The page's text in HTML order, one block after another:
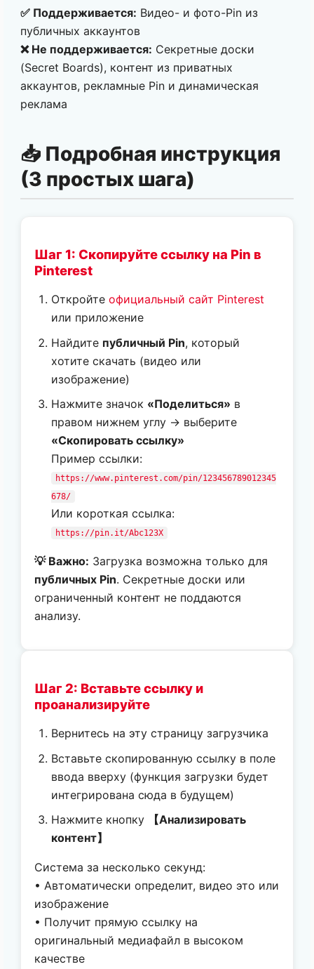
✅ Поддерживается: Видео- и фото-Pin из
публичных аккаунтов
❌ Не поддерживается: Секретные доски
(Secret Boards), контент из приватных
аккаунтов, рекламные Pin и динамическая
реклама
📥 Подробная инструкция
(3 простых шага)
Шаг 1: Скопируйте ссылку на Pin в
Pinterest
Откройтеофициальный сайт Pinterest
или приложение
Найдите публичный Pin, который
хотите скачать (видео или
изображение)
Нажмите значок «Поделиться» в
правом нижнем углу → выберите
«Скопировать ссылку»
Пример ссылки:
https://www.pinterest.com/pin/123456789012345
678/
Или короткая ссылка:
https://pin.it/Abc123X
💡 Важно: Загрузка возможна только для
публичных Pin. Секретные доски или
ограниченный контент не поддаются
анализу.
Шаг 2: Вставьте ссылку и
проанализируйте
Вернитесь на эту страницу загрузчика
Вставьте скопированную ссылку в поле
ввода вверху (функция загрузки будет
интегрирована сюда в будущем)
Нажмите кнопку
【Анализировать
контент】
Система за несколько секунд:
• Автоматически определит, видео это или
изображение
• Получит прямую ссылку на
оригинальный медиафайл в высоком
качестве